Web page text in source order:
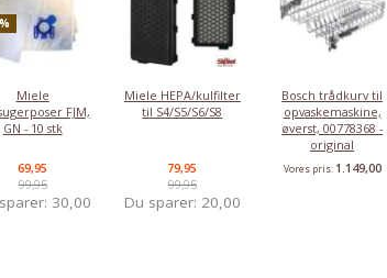
Miele
FJM,
GN - 10 stk
69,95
99,95
30,00
Miele HEPA/kulfilter
til S4/S5/S6/S8
79,95
99,95
Du sparer: 20,00
Bosch trådkurv til
opvaskemaskine,
øverst, 00778368 -
original
Vores pris: 1.149,00